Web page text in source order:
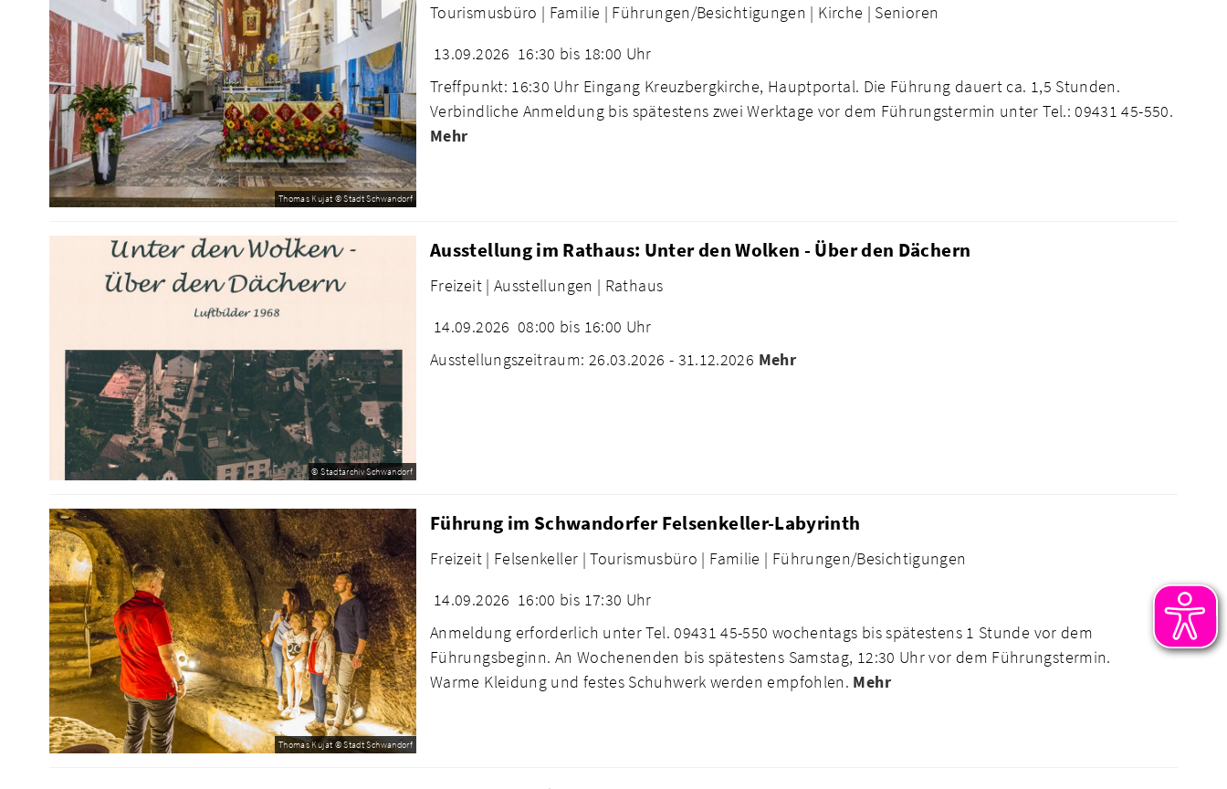
Thomas Kujat © Stadt Schwandorf
Tourismusbüro | Familie | Führungen/Besichtigungen | Kirche | Senioren
13.09.2026 16:30 bis 18:00 Uhr
Treffpunkt: 16:30 Uhr Eingang Kreuzbergkirche, Hauptportal. Die Führung dauert ca. 1,5 Stunden.
Verbindliche Anmeldung bis spätestens zwei Werktage vor dem Führungstermin unter Tel.: 09431 45-550.
Mehr
© Stadtarchiv Schwandorf
Ausstellung im Rathaus: Unter den Wolken - Über den Dächern
Freizeit | Ausstellungen | Rathaus
14.09.2026 08:00 bis 16:00 Uhr
Ausstellungszeitraum: 26.03.2026 - 31.12.2026 Mehr
Thomas Kujat © Stadt Schwandorf
Führung im Schwandorfer Felsenkeller-Labyrinth
Freizeit | Felsenkeller | Tourismusbüro | Familie | Führungen/Besichtigungen
14.09.2026 16:00 bis 17:30 Uhr
Anmeldung erforderlich unter Tel. 09431 45-550 wochentags bis spätestens 1 Stunde vor dem
Führungsbeginn. An Wochenenden bis spätestens Samstag, 12:30 Uhr vor dem Führungstermin.
Warme Kleidung und festes Schuhwerk werden empfohlen. Mehr